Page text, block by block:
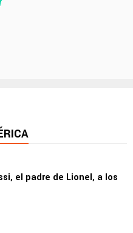
el padre de Lionel, a los